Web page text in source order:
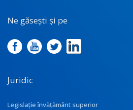
Ne găsești și pe
Juridic
Legislație învățământ superior